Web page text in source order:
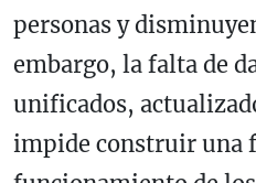
personas y
embargo, la falta de
unificados,
impide construir una